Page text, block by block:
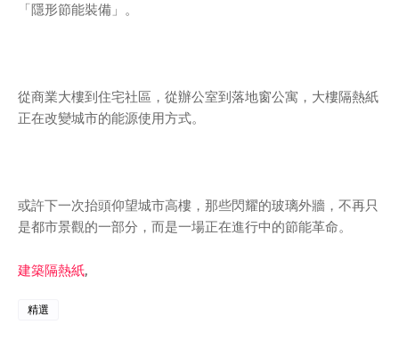
「隱形節能裝備」。
從商業大樓到住宅社區，從辦公室到落地窗公寓，大樓隔熱紙
正在改變城市的能源使用方式。
或許下一次抬頭仰望城市高樓，那些閃耀的玻璃外牆，不再只
是都市景觀的一部分，而是一場正在進行中的節能革命。
建築隔熱紙,
精選